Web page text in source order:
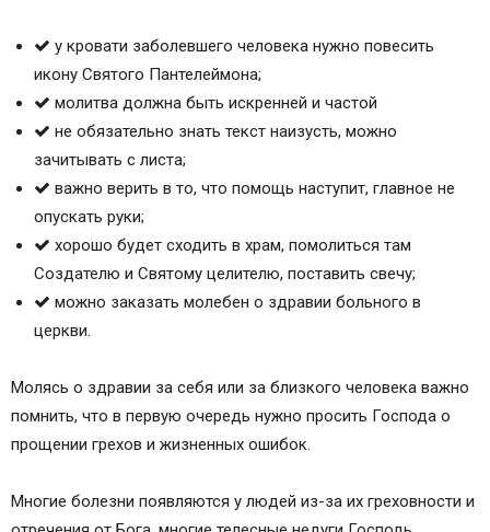
у кровати заболевшего человека нужно повесить
икону Святого Пантелеймона;
молитва должна быть искренней и частой
не обязательно знать текст наизусть, можно
зачитывать с листа;
важно верить в то, что помощь наступит, главное не
опускать руки;
хорошо будет сходить в храм, помолиться там
Создателю и Святому целителю, поставить свечу;
можно заказать молебен о здравии больного в
церкви.
Молясь о здравии за себя или за близкого человека важно
помнить, что в первую очередь нужно просить Господа о
прощении грехов и жизненных ошибок.
Многие болезни появляются у людей из-за их греховности и